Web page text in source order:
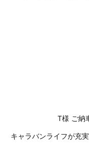
T様 ご納
キャラバンライフが充